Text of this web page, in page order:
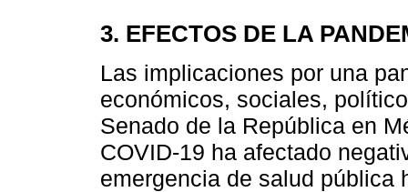
3. EFECTOS DE LA
Las implicaciones por una
económicos, sociales,
Senado de la República en
COVID-19 ha afectado
emergencia de salud pública